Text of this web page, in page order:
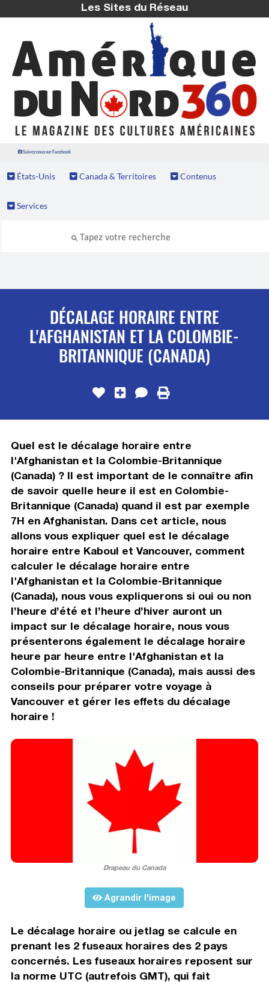
Les Sites du Réseau
Suivez nous sur Facebook
États-Unis Canada & Territoires Contenus
Services
DÉCALAGE HORAIRE ENTRE
L'AFGHANISTAN ET LA COLOMBIE-
BRITANNIQUE (CANADA)
Quel est le décalage horaire entre
l'Afghanistan et la Colombie-Britannique
(Canada) ? Il est important de le connaître afin
de savoir quelle heure il est en Colombie-
Britannique (Canada) quand il est par exemple
7H en Afghanistan. Dans cet article, nous
allons vous expliquer quel est le décalage
horaire entre Kaboul et Vancouver, comment
calculer le décalage horaire entre
l'Afghanistan et la Colombie-Britannique
(Canada), nous vous expliquerons si oui ou non
l’heure d’été et l’heure d’hiver auront un
impact sur le décalage horaire, nous vous
présenterons également le décalage horaire
heure par heure entre l'Afghanistan et la
Colombie-Britannique (Canada), mais aussi des
conseils pour préparer votre voyage à
Vancouver et gérer les effets du décalage
horaire !
Drapeau du Canada
Agrandir l'image
Le décalage horaire ou jetlag se calcule en
prenant les 2 fuseaux horaires des 2 pays
concernés. Les fuseaux horaires reposent sur
la norme UTC (autrefois GMT), qui fait